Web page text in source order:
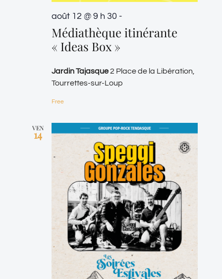
août 12 @ 9 h 30 -
Médiathèque itinérante
« Ideas Box »
Jardin Tajasque2 Place de la Libération,
Tourrettes-sur-Loup
Free
VEN
14